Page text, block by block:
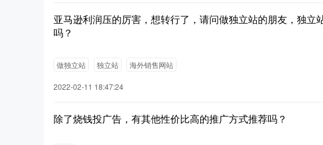
亚马逊利润压的厉害，想转行了，请问做独立站的朋友，独
吗？
做独立站 独立站 海外销售网站
2022-02-11 18:47:24
除了烧钱投广告，有其他性价比高的推广方式推荐吗？